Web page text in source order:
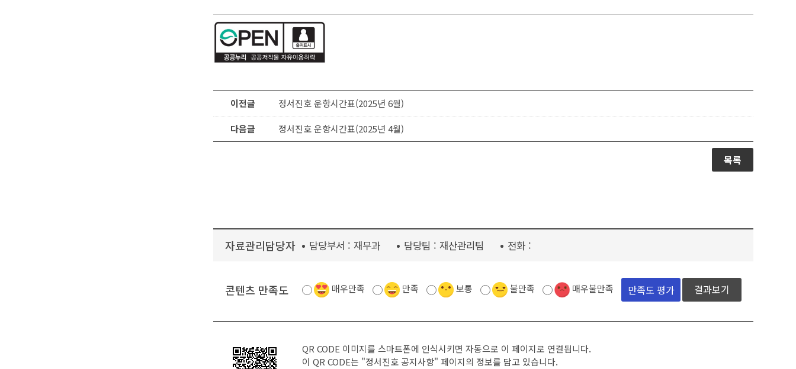
이전글 정서진호 운항시간표(2025년 6월)
다음글 정서진호 운항시간표(2025년 4월)
목록
자료관리담당자 담당부서 : 재무과 담당팀 : 재산관리팀 전화 :
콘텐츠 만족도 매우만족 만족 보통 불만족 매우불만족 결과보기
QR CODE 이미지를 스마트폰에 인식시키면 자동으로 이 페이지로 연결됩니다.
이 QR CODE는 "정서진호 공지사항" 페이지의 정보를 담고 있습니다.